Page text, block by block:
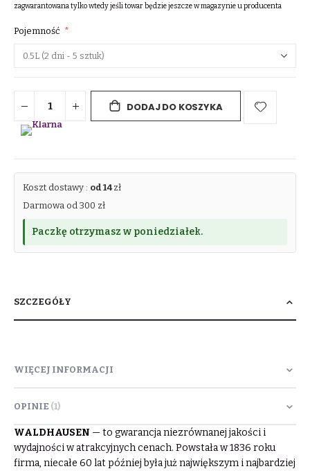
zagwarantowana tylko wtedy jeśli towar będzie jeszcze w magazynie u producenta
Pojemność
DODAJ DO KOSZYKA
Koszt dostawy : od 14zł
Darmowa od 300 zł
Paczkę otrzymasz w poniedziałek.
SZCZEGÓŁY
WIĘCEJ INFORMACJI
OPINIE 1
WALDHAUSEN — to gwarancja niezrównanej jakości i
wydajności w atrakcyjnych cenach. Powstała w 1836 roku
firma, niecałe 60 lat później była już największym i najbardziej